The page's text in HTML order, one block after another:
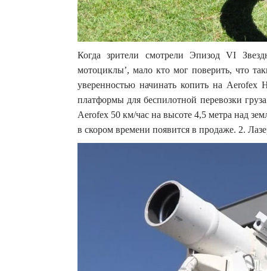
Когда зрители смотрели Эпизод VI
мотоциклы’, мало кто мог поверить, что
уверенностью начинать копить на Aerofex
платформы для беспилотной перевозки
Aerofex 50 км/час на высоте 4,5 метра над
в скором времени появится в продаже. 2.